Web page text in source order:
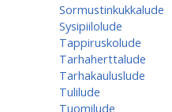
Sormustinkukkalude
Sysipiilolude
Tappiruskolude
Tarhaherttalude
Tarhakauluslude
Tulilude
Tuomilude